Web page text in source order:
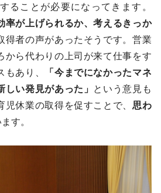
ることが必要になってきます。
率が上げられるか、考えるきっか
得者の声があったそうです。営業
から代わりの上司が来て仕事をす
あり、
「今までになかったマネ
い発見があった」 という意見も
休業の取得を促すことで、 思わ
す。